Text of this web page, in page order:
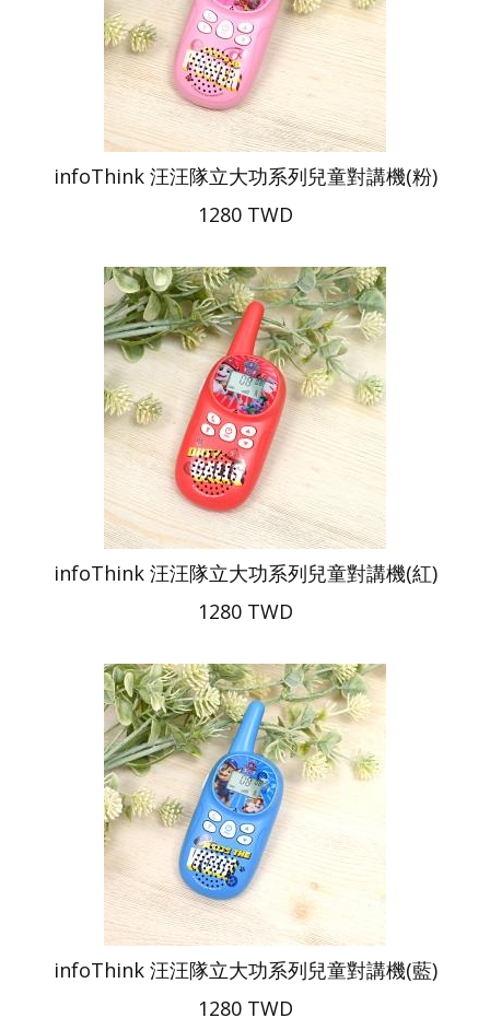
infoThink 汪汪隊立大功系列兒童對講機(粉)
1280 TWD
infoThink 汪汪隊立大功系列兒童對講機(紅)
1280 TWD
infoThink 汪汪隊立大功系列兒童對講機(藍)
1280 TWD